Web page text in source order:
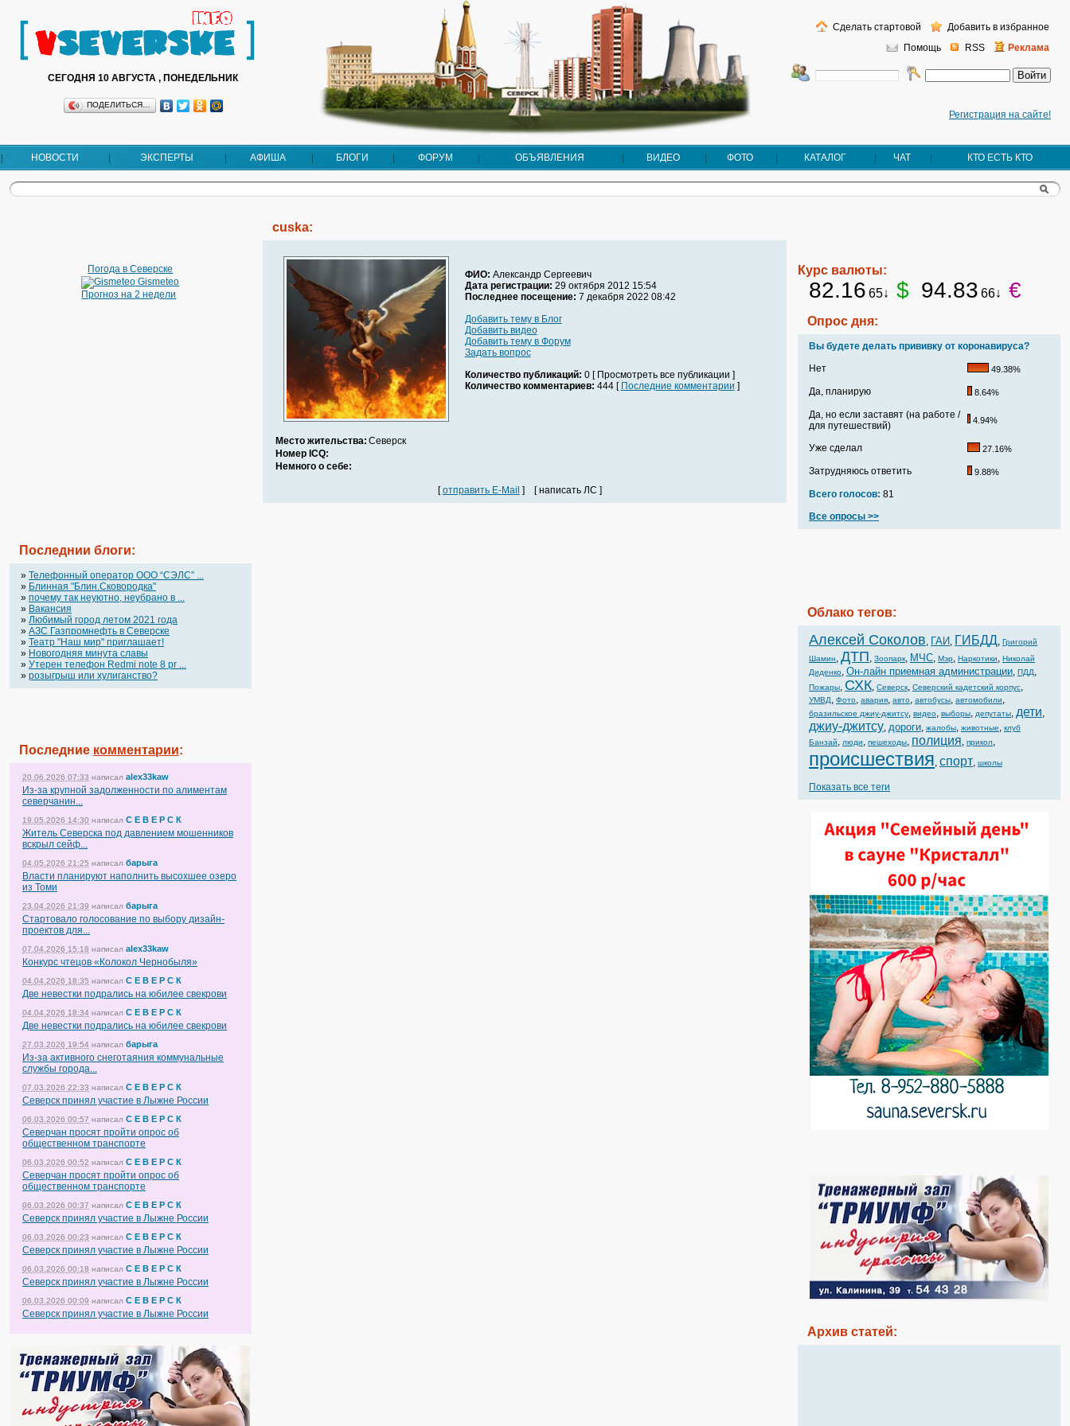
СЕГОДНЯ 10 АВГУСТА , ПОНЕДЕЛЬНИК
ПОДЕЛИТЬСЯ…
Регистрация на сайте!
Помощь RSS Реклама
Сделать стартовой Добавить в избранное
НОВОСТИ ЭКСПЕРТЫ АФИША БЛОГИ ФОРУМ ОБЪЯВЛЕНИЯ ВИДЕО ФОТО КАТАЛОГ ЧАТ КТО ЕСТЬ КТО
Погода в Северске
Gismeteo
Прогноз на 2 недели
Последнии блоги:
» Телефонный оператор OOO “СЭЛС” ...
» Блинная "Блин.Сковородка"
» почему так неуютно, неубрано в ...
» Вакансия
» Любимый город летом 2021 года
» АЗС Газпромнефть в Северске
» Театр "Наш мир" приглашает!
» Новогодняя минута славы
» Утерен телефон Redmi note 8 pr ...
» розыгрыш или хулиганство?
Последние комментарии:
20.06.2026 07:33 написал alex33kaw
Из-за крупной задолженности по алиментам
северчанин...
19.05.2026 14:30 написал С Е В Е Р С К
Житель Северска под давлением мошенников
вскрыл сейф...
04.05.2026 21:25 написал барыга
Власти планируют наполнить высохшее озеро
из Томи
23.04.2026 21:39 написал барыга
Стартовало голосование по выбору дизайн-
проектов для...
07.04.2026 15:18 написал alex33kaw
Конкурс чтецов «Колокол Чернобыля»
04.04.2026 18:35 написал С Е В Е Р С К
Две невестки подрались на юбилее свекрови
04.04.2026 18:34 написал С Е В Е Р С К
Две невестки подрались на юбилее свекрови
27.03.2026 19:54 написал барыга
Из-за активного снеготаяния коммунальные
службы города...
07.03.2026 22:33 написал С Е В Е Р С К
Северск принял участие в Лыжне России
06.03.2026 00:57 написал С Е В Е Р С К
Северчан просят пройти опрос об
общественном транспорте
06.03.2026 00:52 написал С Е В Е Р С К
Северчан просят пройти опрос об
общественном транспорте
06.03.2026 00:37 написал С Е В Е Р С К
Северск принял участие в Лыжне России
06.03.2026 00:23 написал С Е В Е Р С К
Северск принял участие в Лыжне России
06.03.2026 00:18 написал С Е В Е Р С К
Северск принял участие в Лыжне России
06.03.2026 00:09 написал С Е В Е Р С К
Северск принял участие в Лыжне России
cuska:
ФИО: Александр Сергеевич
Дата регистрации: 29 октября 2012 15:54
Последнее посещение: 7 декабря 2022 08:42
Добавить тему в Блог
Добавить видео
Добавить тему в Форум
Задать вопрос
Количество публикаций: 0 [ Просмотреть все публикации ]
Количество комментариев: 444 [ Последние комментарии ]
Место жительства: Северск
Номер ICQ:
Немного о себе:
[отправить E-Mail ] [ написать ЛС ]
Курс валюты:
82.16 65↓ $ 94.83 66↓ €
Опрос дня:
Вы будете делать прививку от коронавируса?
Нет
49.38%
Да, планирую 8.64%
Да, но если заставят (на работе /
для путешествий)
4.94%
Уже сделал 27.16%
Затрудняюсь ответить 9.88%
Всего голосов: 81
Все опросы >>
Облако тегов:
Алексей Соколов, ГАИ, ГИБДД, Григорий
Шамин, ДТП, Зоопарк, МЧС, Мэр, Наркотики, Николай
Диденко, Он-лайн приемная администрации, ПДД,
Пожары, СХК, Северск, Северский кадетский корпус,
УМВД, Фото, авария, авто, автобусы, автомобили,
бразильское джиу-джитсу, видео, выборы, депутаты, дети,
джиу-джитсу, дороги, жалобы, животные, клуб
Банзай, люди, пешеходы, полиция, прикол,
происшествия, спорт, школы
Показать все теги
Архив статей: